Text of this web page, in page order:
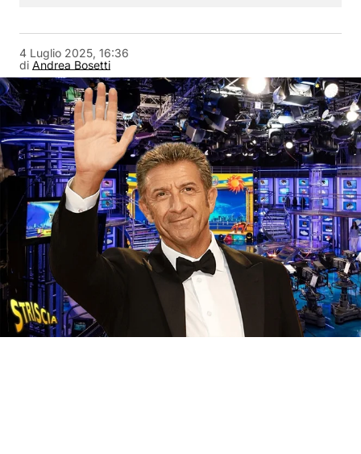
di Andrea Bosetti
4 Luglio 2025, 16:36